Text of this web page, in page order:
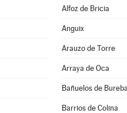
Alfoz de Bricia
Anguix
Arauzo de Torre
Arraya de Oca
Bañuelos de Bureba
Barrios de Colina